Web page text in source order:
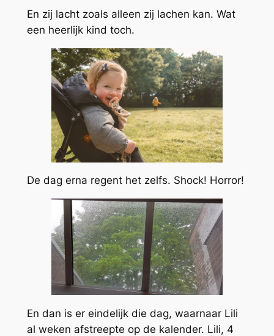
En zij lacht zoals alleen zij lachen kan. Wat
een heerlijk kind toch.
De dag erna regent het zelfs. Shock! Horror!
En dan is er eindelijk die dag, waarnaar Lili
al weken afstreepte op de kalender. Lili, 4